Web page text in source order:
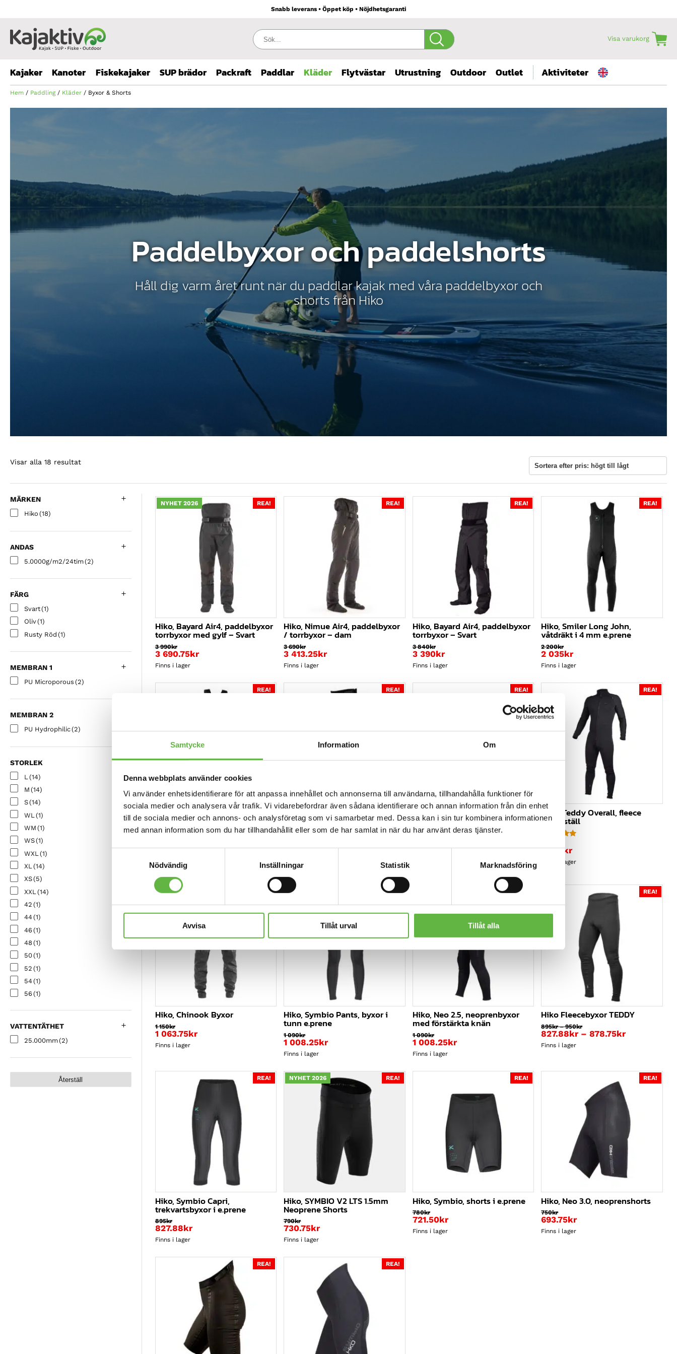
Samtycke Information Om
Denna webbplats använder cookies
Vi använder enhetsidentifierare för att anpassa innehållet och annonserna till användarna, tillhandahålla funktioner för
sociala medier och analysera vår trafik. Vi vidarebefordrar även sådana identifierare och annan information från din enhet
till de sociala medier och annons- och analysföretag som vi samarbetar med. Dessa kan i sin tur kombinera informationen
med annan information som du har tillhandahållit eller som de har samlat in när du har använt deras tjänster.
Nödvändig
Inställningar Statistik Marknadsföring
Avvisa Tillåt urval Tillåt alla
Snabb leverans • Öppet köp • Nöjdhetsgaranti
Sök: Visa varukorg
Kajaker Kanoter Fiskekajaker SUP brädor Packraft Paddlar Kläder Flytvästar Utrustning Outdoor Outlet Aktiviteter
Hem / Paddling/ Kläder / Byxor & Shorts
Paddelbyxor och paddelshorts
Håll dig varm året runt när du paddlar kajak med våra paddelbyxor och
shorts från Hiko
Visar alla 18 resultatSorterade
pris:
NYHET 2026
Hiko, Bayard Air4, paddelbyxor
torrbyxor med gylf – Svart
3 990kr
3 690.75kr
REA!
Finns i lager
Hiko, Nimue Air4, paddelbyxor
/ torrbyxor – dam
3 690kr
3 413.25kr
REA!
Finns i lager
REA!
Hiko, Bayard Air4, paddelbyxor
torrbyxor – Svart
3 840kr
Det
ursprungliga
priset
840kr.
3 390kr
Det
nuvarande
3
Finns i lager
Hiko, Smiler Long John,
våtdräkt i 4 mm e.prene
2 200kr
2 035kr
REA!
Finns i lager
Hiko, Sanna Long John,
våtdräkt i 4 mm e.prene – Dam
2 200kr
REA!
Hiko, Ronwe ION, paddelbyxor
kr
1 637.25kr
REA! REA!
Hiko, Gambit V.2 Kajak-byxor
Det
priset
1 690kr
nuvarande
Hiko, Teddy Overall, fleece
underställ
5.00
1 443kr
REA!
Finns i lager
Hiko, Chinook Byxor
1 150kr
1 063.75kr
REA!
Finns i lager
Hiko, Symbio Pants, byxor i
tunn e.prene
1 090kr
1 008.25kr
REA!
Finns i lager
Hiko, Neo 2.5, neoprenbyxor
med förstärkta knän
1 090kr
1 008.25kr
REA!
Finns i lager
Hiko Fleecebyxor TEDDY
895kr – 950krPrisintervall:
895kr
till
827.88kr – 878.75kr
REA!
Finns i lager
Hiko, Symbio Capri,
trekvartsbyxor i e.prene
895kr
827.88kr
REA!
Finns i lager
NYHET 2026
Hiko, SYMBIO V2 LTS 1.5mm
Neoprene Shorts
790kr
730.75kr
REA!
Finns i lager
Hiko, Symbio, shorts i e.prene
780kr
721.50kr
REA!
Finns i lager
Hiko, Neo 3.0, neoprenshorts
750kr
693.75kr
REA!
Finns i lager
REA! REA!
MÄRKEN
Hiko (18)
ANDAS
5.0000g/m2/24tim(2)
FÄRG
Svart(1)
Oliv(1)
Rusty Röd (1)
MEMBRAN 1
PU Microporous (2)
MEMBRAN 2
PU Hydrophilic(2)
STORLEK
L (14)
M (14)
S(14)
WL (1)
WM (1)
WS(1)
WXL (1)
XL (14)
XS(5)
XXL (14)
42 (1)
44(1)
46 (1)
48 (1)
50(1)
52 (1)
54(1)
56 (1)
EU30 77-80cm S
EU31 80-83cm S/M(1)
EU32 83-86cm M(1)
EU33 86-89cm M/L
VATTENTÄTHET
25.000mm(2)
Återställ